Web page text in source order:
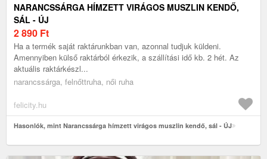
NARANCSSÁRGA HÍMZETT VIRÁGOS MUSZLIN KENDŐ,
SÁL - ÚJ
2 890 Ft
Ha a termék saját raktárunkban van, azonnal tudjuk küldeni.
Amennyiben külső raktárból érkezik, a szállítási idő kb. 2 hét. Az
aktuális raktárkészl...
narancssárga, felnőttruha, női ruha
felicity.hu
Hasonlók, mint Narancssárga hímzett virágos muszlin kendő, sál - ÚJ